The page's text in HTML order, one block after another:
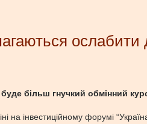
ослабити
більш гнучкий обмінний
інвестиційному форумі